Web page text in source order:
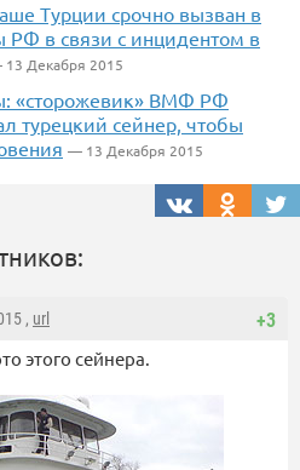
Турции срочно вызван в
в связи с инцидентом в
Декабря 2015
«сторожевик» ВМФ РФ
турецкий сейнер, чтобы
— 13 Декабря 2015
+3
, url
этого сейнера.